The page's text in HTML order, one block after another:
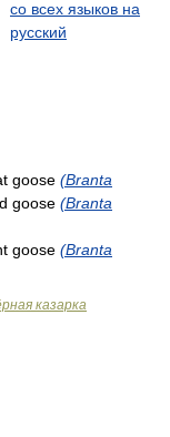
со всех языков на
русский
goose (Branta
goose (Branta
goose (Branta
казарка